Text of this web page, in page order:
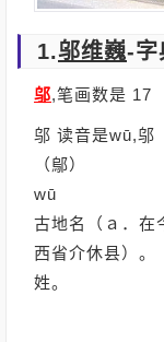
1.邬维巍-字
邬,笔画数是 17
邬 读音是wū,邬
（鄔）
wū
古地名（ａ．在
西省介休县）。
姓。